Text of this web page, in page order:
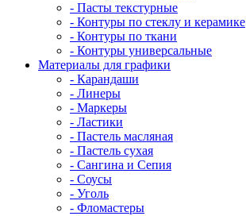
- Пасты текстурные
- Контуры по стеклу и керамике
- Контуры по ткани
- Контуры универсальные
Материалы для графики
- Карандаши
- Линеры
- Маркеры
- Ластики
- Пастель масляная
- Пастель сухая
- Сангина и Сепия
- Соусы
- Уголь
- Фломастеры